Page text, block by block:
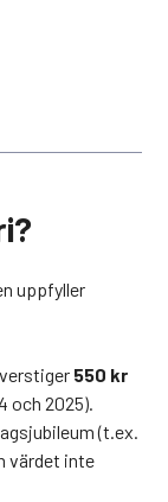
uppfyller
550 kr
och 2025).
(t.ex.
värdet inte